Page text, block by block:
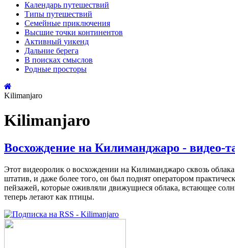
Календарь путешествий
Типы путешествий
Семейные приключения
Высшие точки континентов
Активный уикенд
Дальние берега
В поисках смыслов
Родные просторы
Kilimanjaro
Kilimanjaro
Восхождение на Килиманджаро - видео-
Этот видеоролик о восхождении на Килиманджаро сквозь
штатив, и даже более того, он был поднят оператором
пейзажей, которые оживляли движущиеся облака, встающее
теперь летают как птицы.